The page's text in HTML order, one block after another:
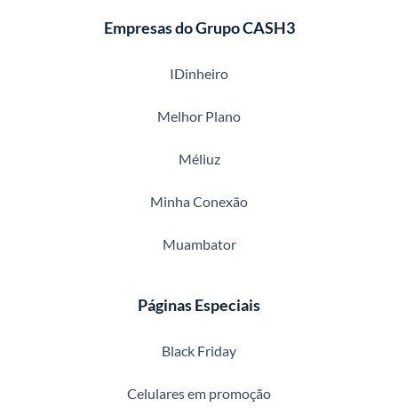
Empresas do Grupo CASH3
IDinheiro
Melhor Plano
Méliuz
Minha Conexão
Muambator
Páginas Especiais
Black Friday
Celulares em promoção